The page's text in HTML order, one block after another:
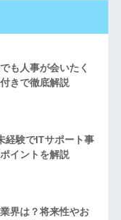
も人事が会いたく
きで徹底解説
経験でITサポート事
イントを解説
界は？将来性やお